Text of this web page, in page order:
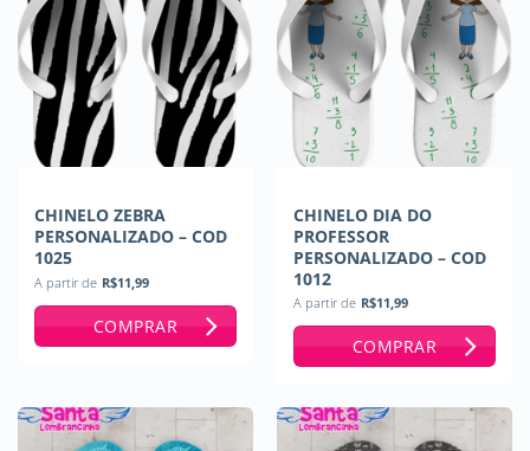
CHINELO ZEBRA
PERSONALIZADO – COD
1025
A partir de R$11,99
COMPRAR
CHINELO DIA DO
PROFESSOR
PERSONALIZADO – COD
1012
A partir de R$11,99
COMPRAR